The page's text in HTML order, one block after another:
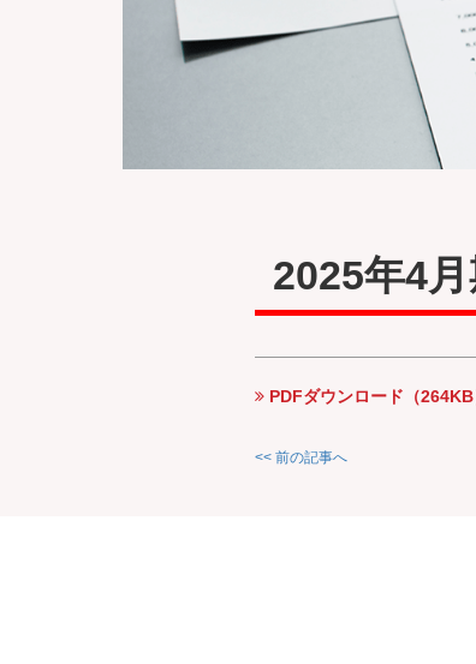
2025年4
PDFダウンロード（264KB
<< 前の記事へ